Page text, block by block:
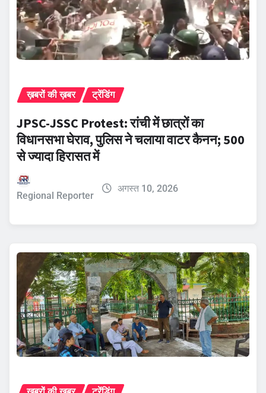
ख़बरों की ख़बर ट्रेंडिंग
JPSC-JSSC Protest: रांची में छात्रों का
विधानसभा घेराव, पुलिस ने चलाया वाटर कैनन; 500
से ज्यादा हिरासत में
Regional Reporter
अगस्त 10, 2026